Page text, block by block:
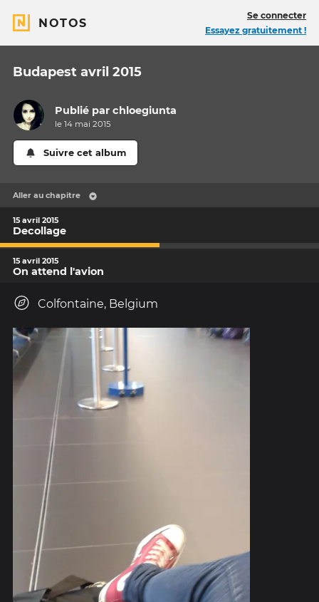
NOTOS
Se connecter
Essayez gratuitement !
Budapest avril 2015
Publié parchloegiunta
le 14 mai 2015
Suivre cet album
Aller au chapitre
15 avril 2015
Decollage
15 avril 2015
On attend l'avion
Colfontaine, Belgium